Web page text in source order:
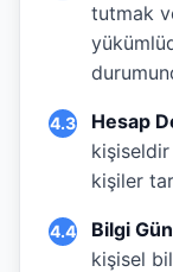
tutmak
4.3 Hesap
kişiler
4.4 Bilgi
kişisel